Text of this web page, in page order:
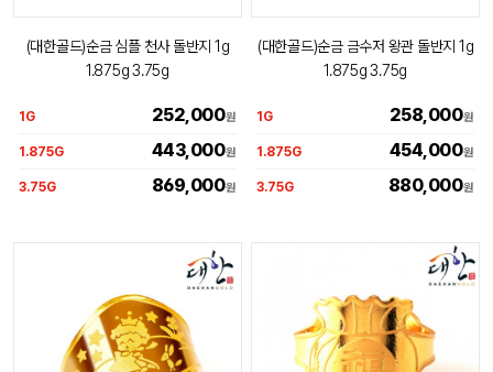
(대한골드)순금 심플 천사 돌반지 1g
1.875g 3.75g
1G 252,000원
1.875G 443,000원
3.75G 869,000원
(대한골드)순금 금수저 왕관 돌반지 1g
1.875g 3.75g
1G 258,000원
1.875G 454,000원
3.75G 880,000원